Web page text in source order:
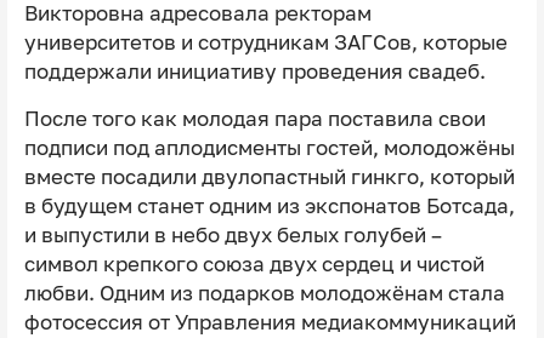
Викторовна адресовала ректорам
университетов и сотрудникам ЗАГСов, которые
поддержали инициативу проведения свадеб.
После того как молодая пара поставила свои
подписи под аплодисменты гостей, молодожёны
вместе посадили двулопастный гинкго, который
в будущем станет одним из экспонатов Ботсада,
и выпустили в небо двух белых голубей –
символ крепкого союза двух сердец и чистой
любви. Одним из подарков молодожёнам стала
фотосессия от Управления медиакоммуникаций